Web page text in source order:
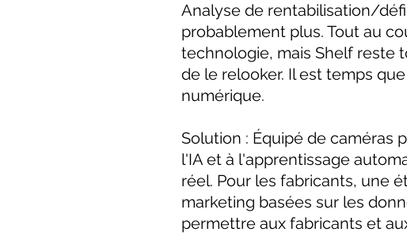
Analyse de rentabilisation/défi
probablement plus. Tout au
technologie, mais Shelf reste
de le relooker. Il est temps
numérique.
Solution : Équipé de caméras
l'IA et à l'apprentissage
réel. Pour les fabricants, une
marketing basées sur les
permettre aux fabricants et